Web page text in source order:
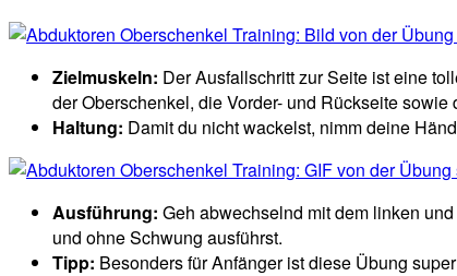
Zielmuskeln: Der Ausfallschritt zur Seite ist eine
der Oberschenkel, die Vorder- und Rückseite
Haltung: Damit du nicht wackelst, nimm deine
Ausführung: Geh abwechselnd mit dem linken
und ohne Schwung ausführst.
Tipp: Besonders für Anfänger ist diese Übung